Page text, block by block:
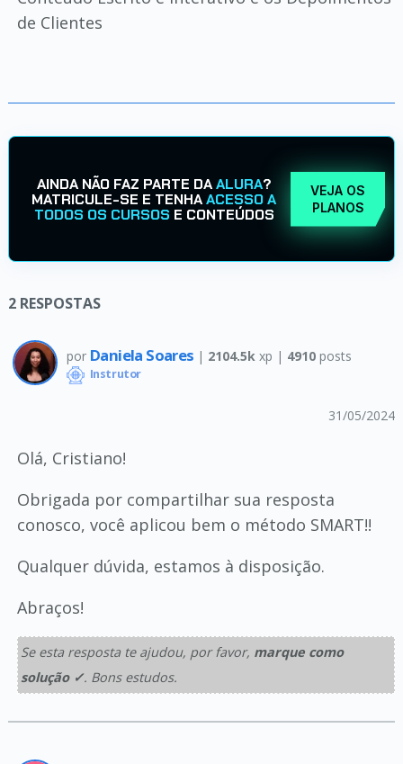
de Clientes
AINDA NÃO FAZ PARTE DAALURA?
MATRICULE-SE E TENHAACESSO A
TODOS OS CURSOS E CONTEÚDOS
VEJA OS
PLANOS
2 RESPOSTAS
por Daniela Soares | 2104.5k xp | 4910posts
Instrutor
31/05/2024
Olá, Cristiano!
Obrigada por compartilhar sua resposta
conosco, você aplicou bem o método SMART!!
Qualquer dúvida, estamos à disposição.
Abraços!
Se esta resposta te ajudou, por favor, marque como
solução ✓. Bons estudos.